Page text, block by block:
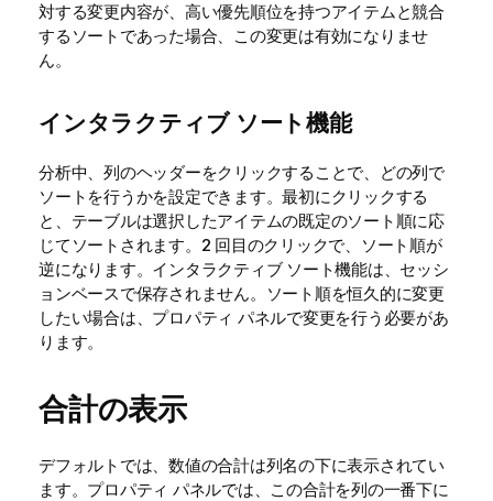
対する変更内容が、高い優先順位を持つアイテムと競合
するソートであった場合、この変更は有効になりませ
ん。
インタラクティブ ソート機能
分析中、列のヘッダーをクリックすることで、どの列で
ソートを行うかを設定できます。最初にクリックする
と、テーブルは選択したアイテムの既定のソート順に応
じてソートされます。2 回目のクリックで、ソート順が
逆になります。インタラクティブ ソート機能は、セッシ
ョンベースで保存されません。ソート順を恒久的に変更
したい場合は、プロパティ パネルで変更を行う必要があ
ります。
合計の表示
デフォルトでは、数値の合計は列名の下に表示されてい
ます。プロパティ パネルでは、この合計を列の一番下に